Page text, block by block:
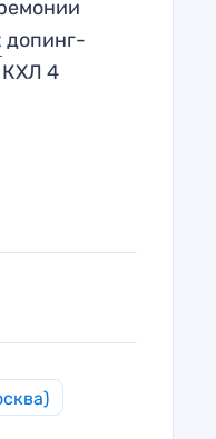
допинг-
КХЛ 4